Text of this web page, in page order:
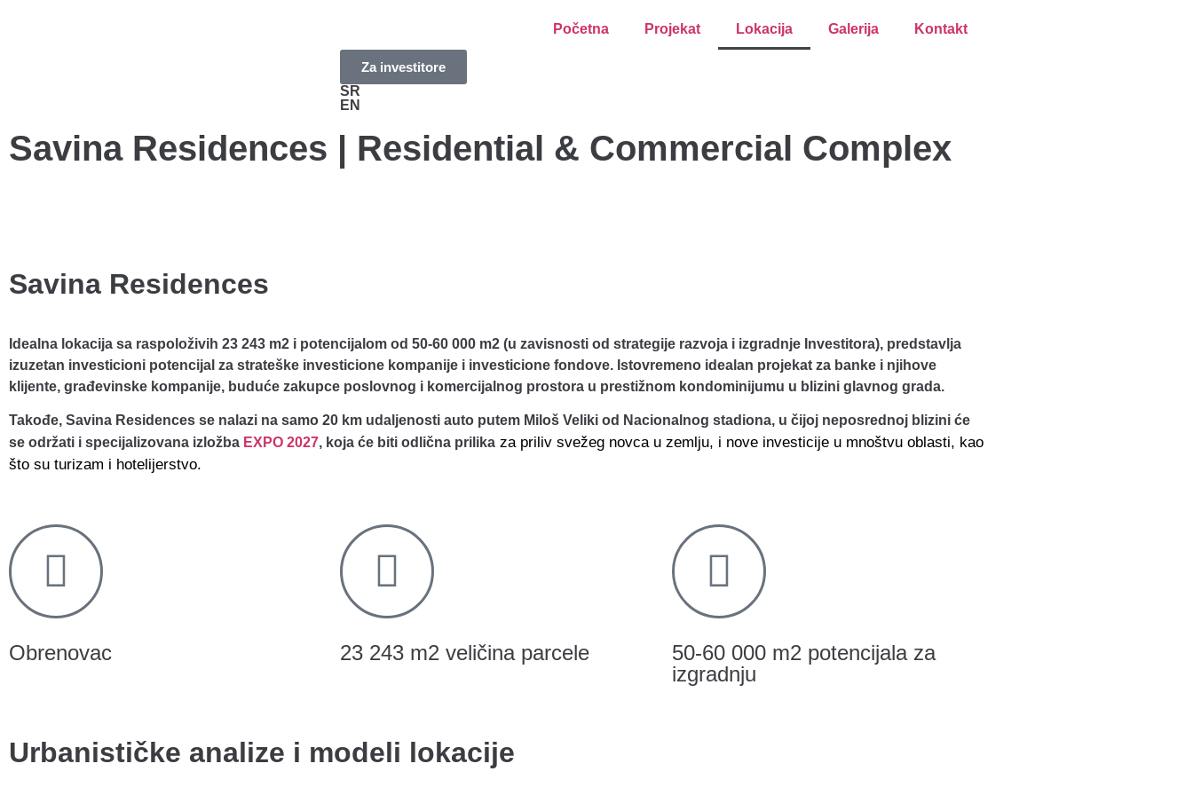
Početna Projekat Lokacija Galerija Kontakt
Za investitore
SR
EN
Savina Residences | Residential & Commercial Complex
Savina Residences
Idealna lokacija sa raspoloživih 23 243 m2 i potencijalom od 50-60 000 m2 (u zavisnosti od strategije razvoja i izgradnje Investitora), predstavlja
izuzetan investicioni potencijal za strateške investicione kompanije i investicione fondove. Istovremeno idealan projekat za banke i njihove
klijente, građevinske kompanije, buduće zakupce poslovnog i komercijalnog prostora u prestižnom kondominijumu u blizini glavnog grada.
Takođe, Savina Residences se nalazi na samo 20 km udaljenosti auto putem Miloš Veliki od Nacionalnog stadiona, u čijoj neposrednoj blizini će
se održati i specijalizovana izložba EXPO 2027, koja će biti odlična prilika za priliv svežeg novca u zemlju, i nove investicije u mnoštvu oblasti, kao
što su turizam i hotelijerstvo.
Obrenovac 23 243 m2 veličina parcele
50-60 000 m2 potencijala za
izgradnju
Urbanističke analize i modeli lokacije